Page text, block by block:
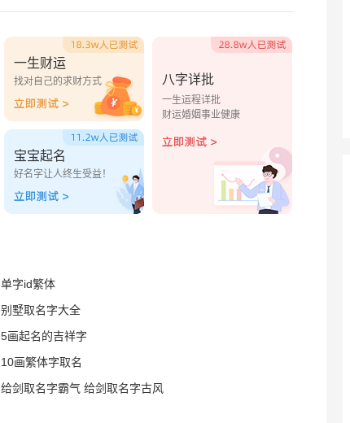
一生财运
找对自己的求财方式
宝宝起名
好名字让人终生受益！
八字详批
一生运程详批
财运婚姻事业健康
单字id繁体
别墅取名字大全
5画起名的吉祥字
10画繁体字取名
给剑取名字霸气 给剑取名字古风